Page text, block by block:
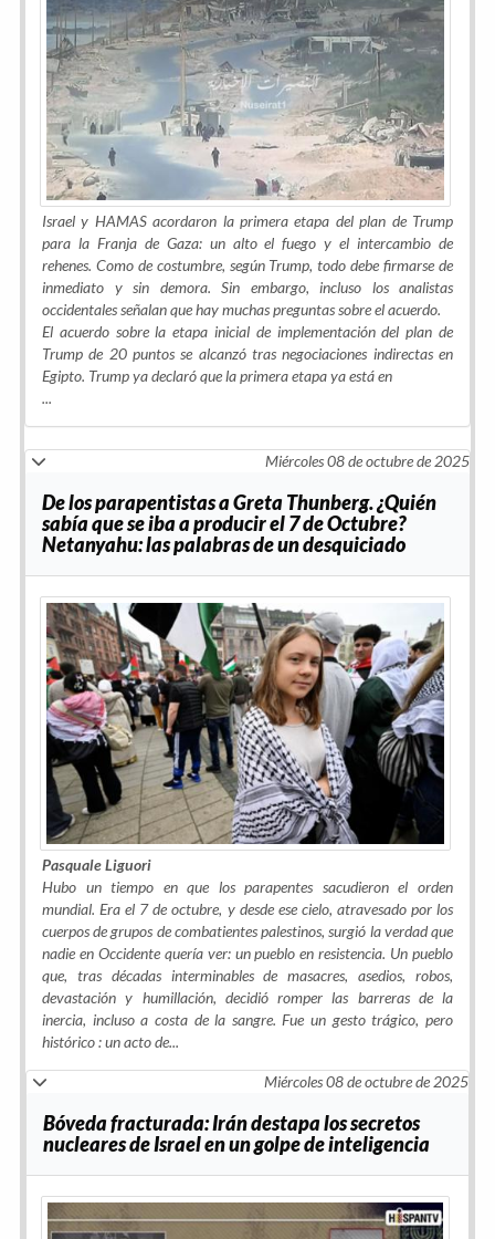
Israel y HAMAS acordaron la primera etapa del plan de Trump
para la Franja de Gaza: un alto el fuego y el intercambio de
rehenes. Como de costumbre, según Trump, todo debe firmarse de
inmediato y sin demora. Sin embargo, incluso los analistas
occidentales señalan que hay muchas preguntas sobre el acuerdo.
El acuerdo sobre la etapa inicial de implementación del plan de
Trump de 20 puntos se alcanzó tras negociaciones indirectas en
Egipto. Trump ya declaró que la primera etapa ya está en
...
Miércoles 08 de octubre de 2025
De los parapentistas a Greta Thunberg. ¿Quién
sabía que se iba a producir el 7 de Octubre?
Netanyahu: las palabras de un desquiciado
Pasquale Liguori
Hubo un tiempo en que los parapentes sacudieron el orden
mundial. Era el 7 de octubre, y desde ese cielo, atravesado por los
cuerpos de grupos de combatientes palestinos, surgió la verdad que
nadie en Occidente quería ver: un pueblo en resistencia. Un pueblo
que, tras décadas interminables de masacres, asedios, robos,
devastación y humillación, decidió romper las barreras de la
inercia, incluso a costa de la sangre. Fue un gesto trágico, pero
histórico : un acto de...
Miércoles 08 de octubre de 2025
Bóveda fracturada: Irán destapa los secretos
nucleares de Israel en un golpe de inteligencia